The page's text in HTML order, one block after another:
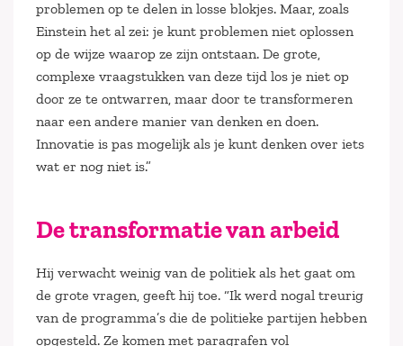
problemen op te delen in losse blokjes. Maar, zoals
Einstein het al zei: je kunt problemen niet oplossen
op de wijze waarop ze zijn ontstaan. De grote,
complexe vraagstukken van deze tijd los je niet op
door ze te ontwarren, maar door te transformeren
naar een andere manier van denken en doen.
Innovatie is pas mogelijk als je kunt denken over iets
wat er nog niet is.”
De transformatie van arbeid
Hij verwacht weinig van de politiek als het gaat om
de grote vragen, geeft hij toe. “Ik werd nogal treurig
van de programma’s die de politieke partijen hebben
opgesteld. Ze komen met paragrafen vol